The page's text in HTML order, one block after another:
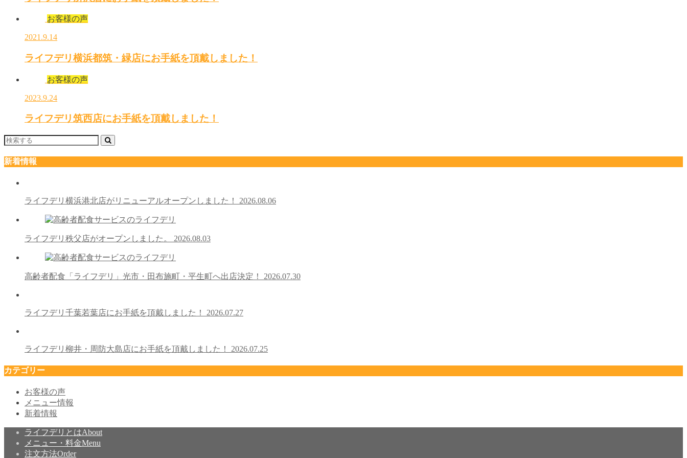
お客様の声
2021.9.14
ライフデリ横浜都筑・緑店にお手紙を頂戴しました！
お客様の声
2023.9.24
ライフデリ筑西店にお手紙を頂戴しました！
新着情報
ライフデリ横浜港北店がリニューアルオープンしました！ 2026.08.06
ライフデリ秩父店がオープンしました。 2026.08.03
高齢者配食「ライフデリ」光市・田布施町・平生町へ出店決定！ 2026.07.30
ライフデリ千葉若葉店にお手紙を頂戴しました！ 2026.07.27
ライフデリ柳井・周防大島店にお手紙を頂戴しました！ 2026.07.25
カテゴリー
お客様の声
メニュー情報
新着情報
ライフデリとはAbout
メニュー・料金Menu
注文方法Order